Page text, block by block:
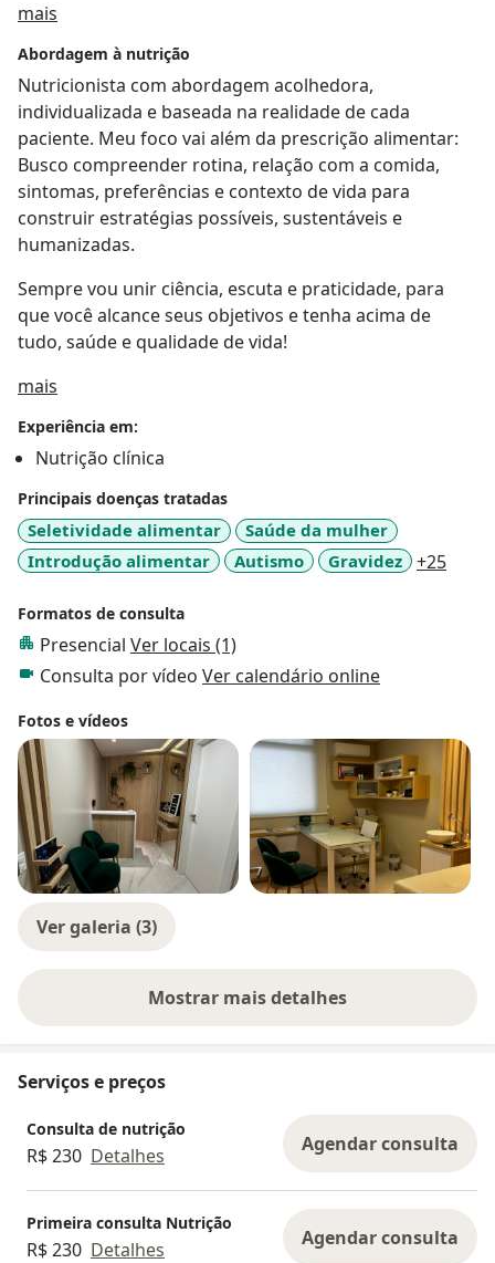
mais
Abordagem à nutrição
Nutricionista com abordagem acolhedora,
individualizada e baseada na realidade de cada
paciente. Meu foco vai além da prescrição alimentar:
Busco compreender rotina, relação com a comida,
sintomas, preferências e contexto de vida para
construir estratégias possíveis, sustentáveis e
humanizadas.
Sempre vou unir ciência, escuta e praticidade, para
que você alcance seus objetivos e tenha acima de
tudo, saúde e qualidade de vida!
mais
Experiência em:
Nutrição clínica
Principais doenças tratadas
Seletividade alimentar
Saúde da mulher
Introdução alimentar
Autismo Gravidez +25
Formatos de consulta
Presencial Ver locais (1)
Consulta por vídeo Ver calendário online
Fotos e vídeos
Ver galeria (3)
Mostrar mais detalhes
sobre a experiência
Serviços e preços
Consulta de nutrição
R$ 230 Detalhes Agendar consulta
Primeira consulta Nutrição
R$ 230 Detalhes Agendar consulta